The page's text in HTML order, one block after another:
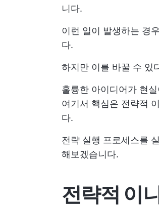
니다.
이런 일이 발생하는 경
다.
하지만 이를 바꿀 수 있
훌륭한 아이디어가 현
여기서 핵심은 전략적
다.
전략 실행 프로세스를
해보겠습니다.
전략적 이